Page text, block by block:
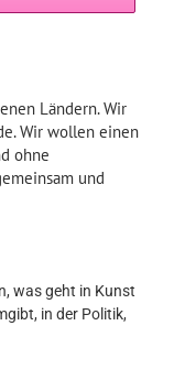
Ländern. Wir
Wir wollen einen
ohne
und
was geht in Kunst
in der Politik,